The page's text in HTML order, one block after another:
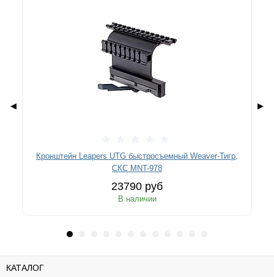
Кронштейн Leapers UTG быстросъемный Weaver-Тигр,
СКС MNT-978
23790 руб
В наличии
◀ ▶
КАТАЛОГ